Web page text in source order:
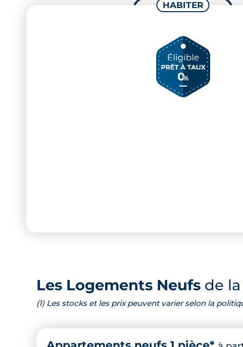
Les Logements Neufs de
(1) Les stocks et les prix peuvent varier selon la